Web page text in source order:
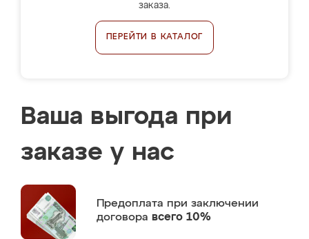
заказа.
ПЕРЕЙТИ В КАТАЛОГ
Ваша выгода при
заказе у нас
Предоплата при заключении
договора всего 10%